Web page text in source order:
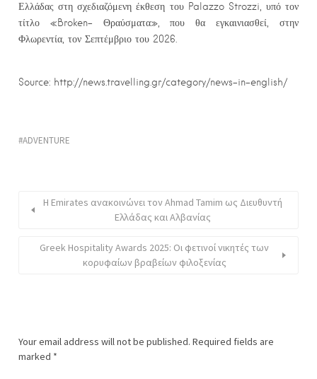
Ελλάδας στη σχεδιαζόμενη έκθεση του Palazzo Strozzi, υπό τον
τίτλο «Broken- Θραύσματα», που θα εγκαινιασθεί, στην
Φλωρεντία, τον Σεπτέμβριο του 2026.
Source: http://news.travelling.gr/category/news-in-english/
ADVENTURE
Η Emirates ανακοινώνει τον Ahmad Tamim ως Διευθυντή
Ελλάδας και Αλβανίας
Greek Hospitality Awards 2025: Οι φετινοί νικητές των
κορυφαίων βραβείων φιλοξενίας
Your email address will not be published. Required fields are
marked *